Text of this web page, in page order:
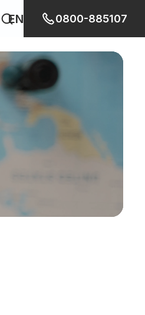
EN 0800-885107
幫幫我移民去